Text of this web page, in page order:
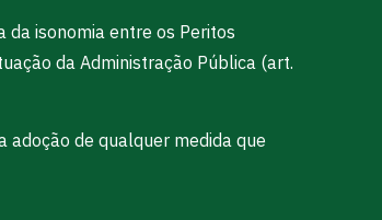
da isonomia entre os Peritos
da Administração Pública (art.
de qualquer medida que